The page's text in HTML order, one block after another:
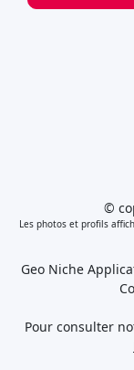
©
Les photos et profils
Geo Niche
Pour consulter